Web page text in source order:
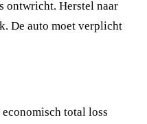
ontwricht. Herstel naar
De auto moet verplicht
total loss